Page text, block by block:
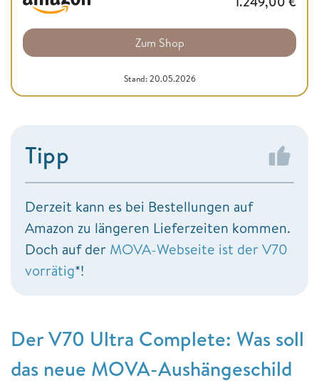
Zum Shop
Stand: 20.05.2026
Tipp
Derzeit kann es bei Bestellungen auf
Amazon zu längeren Lieferzeiten kommen.
Doch auf der MOVA-Webseite ist der V70
vorrätig*!
Der V70 Ultra Complete: Was soll
das neue MOVA-Aushängeschild